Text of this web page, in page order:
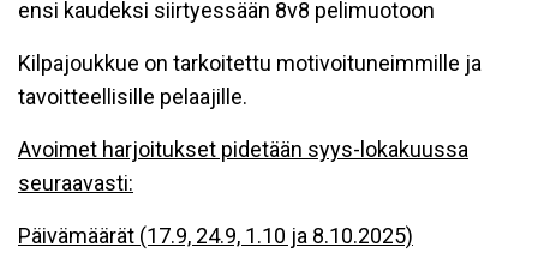
ensi kaudeksi siirtyessään 8v8 pelimuotoon
Kilpajoukkue on tarkoitettu motivoituneimmille ja
tavoitteellisille pelaajille.
Avoimet harjoitukset pidetään syys-lokakuussa
seuraavasti:
Päivämäärät (17.9, 24.9, 1.10 ja 8.10.2025)